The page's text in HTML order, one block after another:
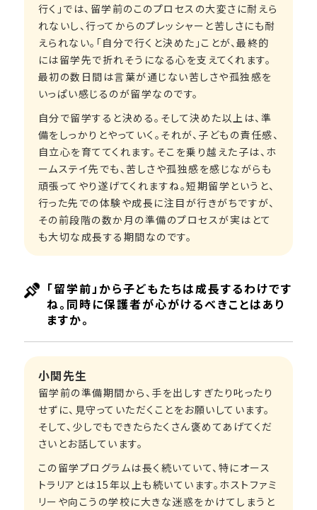
行く」では、留学前のこのプロセスの大変さに耐えら
れないし、行ってからのプレッシャーと苦しさにも耐
えられない。「自分で行くと決めた」ことが、最終的
には留学先で折れそうになる心を支えてくれます。
最初の数日間は言葉が通じない苦しさや孤独感を
いっぱい感じるのが留学なのです。
自分で留学すると決める。そして決めた以上は、準
備をしっかりとやっていく。それが、子どもの責任感、
自立心を育ててくれます。そこを乗り越えた子は、ホ
ームステイ先でも、苦しさや孤独感を感じながらも
頑張ってやり遂げてくれますね。短期留学というと、
行った先での体験や成長に注目が行きがちですが、
その前段階の数か月の準備のプロセスが実はとて
も大切な成長する期間なのです。
「留学前」から子どもたちは成長するわけです
ね。同時に保護者が心がけるべきことはあり
ますか。
小関先生
留学前の準備期間から、手を出しすぎたり叱ったり
せずに、見守っていただくことをお願いしています。
そして、少しでもできたらたくさん褒めてあげてくだ
さいとお話しています。
この留学プログラムは長く続いていて、特にオース
トラリアとは15年以上も続いています。ホストファミ
リーや向こうの学校に大きな迷惑をかけてしまうと